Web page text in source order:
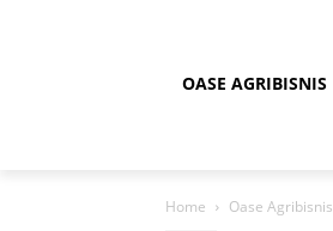
OASE AGRIBISNIS
Home Oase Agribisnis